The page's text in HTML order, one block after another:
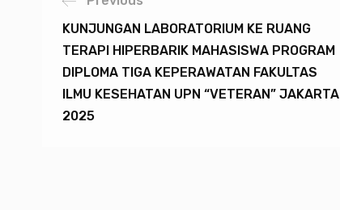
KUNJUNGAN LABORATORIUM KE RUANG
TERAPI HIPERBARIK MAHASISWA PROGRAM
DIPLOMA TIGA KEPERAWATAN FAKULTAS
ILMU KESEHATAN UPN “VETERAN” JAKARTA
2025